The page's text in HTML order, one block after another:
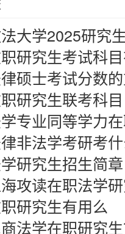
大学2025研究
研究生考试科
硕士考试分数
研究生联考科目
专业同等学力
非法学考研考
研究生招生简章
攻读在职法学研究
研究生有用么
法学在职研究生